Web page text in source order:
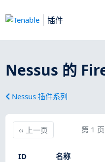
插件
Nessus 的
Nessus 插件系列
‹‹ 上一页 第 1
ID 名称